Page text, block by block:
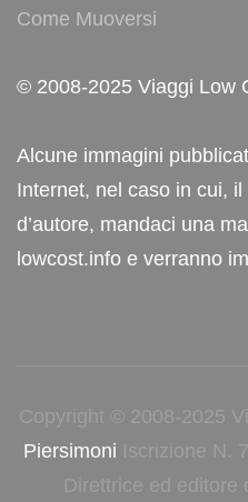
Come Muoversi
© 2008-2025 Viaggi Low
Alcune immagini
Internet, nel caso in cui,
d’autore, mandaci una
lowcost.info e verranno
Copyright © 2008-2025
Piersimoni Iscrizione N.
Direttrice ed editore